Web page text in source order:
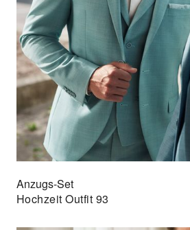
Anzugs-Set
Hochzeit Outfit 93